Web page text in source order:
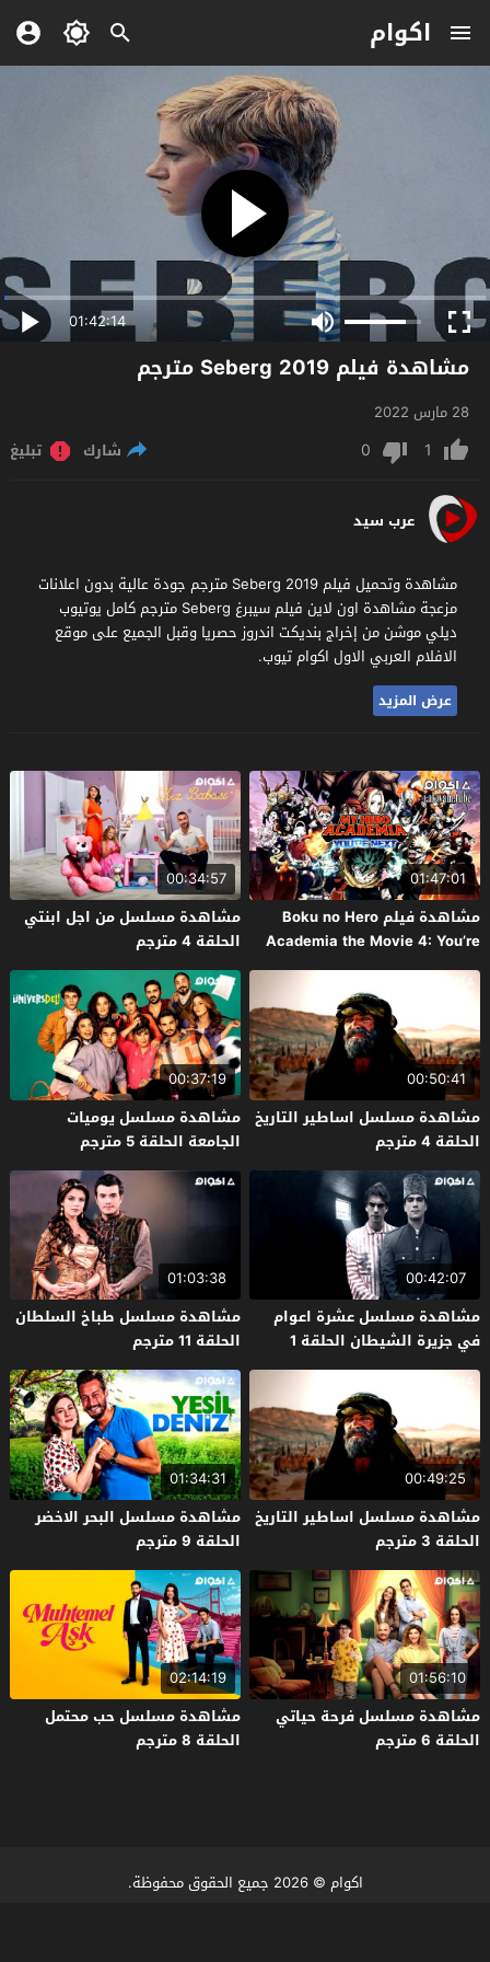
اكوام
01:42:14
مشاهدة فيلم Seberg 2019 مترجم
28 مارس 2022
1
0 شارك تبليغ
عرب سيد
مشاهدة وتحميل فيلم Seberg 2019 مترجم جودة عالية بدون اعلانات
مزعجة مشاهدة اون لاين فيلم سيبرغ Seberg مترجم كامل يوتيوب
ديلي موشن من إخراج بنديكت اندروز حصريا وقبل الجميع على موقع
الافلام العربي الاول اكوام تيوب.
عرض المزيد
01:47:01
مشاهدة فيلم Boku no Hero
Academia the Movie 4: You’re
Next 2024 مترجم
00:34:57
مشاهدة مسلسل من اجل ابنتي
الحلقة 4 مترجم
00:50:41
مشاهدة مسلسل اساطير التاريخ
الحلقة 4 مترجم
00:37:19
مشاهدة مسلسل يوميات
الجامعة الحلقة 5 مترجم
00:42:07
مشاهدة مسلسل عشرة اعوام
في جزيرة الشيطان الحلقة 1
مترجم
01:03:38
مشاهدة مسلسل طباخ السلطان
الحلقة 11 مترجم
00:49:25
مشاهدة مسلسل اساطير التاريخ
الحلقة 3 مترجم
01:34:31
مشاهدة مسلسل البحر الاخضر
الحلقة 9 مترجم
01:56:10
مشاهدة مسلسل فرحة حياتي
الحلقة 6 مترجم
02:14:19
مشاهدة مسلسل حب محتمل
الحلقة 8 مترجم
اكوام © 2026 جميع الحقوق محفوظة.